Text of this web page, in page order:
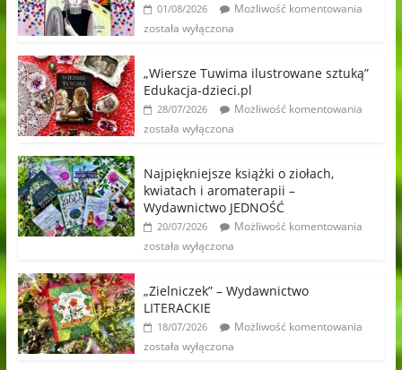
01/08/2026
Możliwość komentowania
została wyłączona
„Wiersze Tuwima ilustrowane sztuką”
Edukacja-dzieci.pl
28/07/2026
Możliwość komentowania
została wyłączona
Najpiękniejsze książki o ziołach,
kwiatach i aromaterapii –
Wydawnictwo JEDNOŚĆ
20/07/2026
Możliwość komentowania
została wyłączona
„Zielniczek” – Wydawnictwo
LITERACKIE
18/07/2026
Możliwość komentowania
została wyłączona